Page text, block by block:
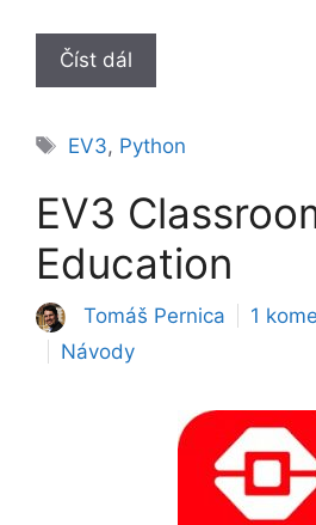
Číst dál
Štítky
EV3, Python
EV3
Education
Tomáš Pernica 1
Rubriky
Návody